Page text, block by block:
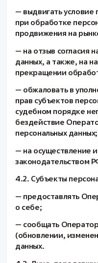
— выдвигать условие
при обработке
продвижения на
— на отзыв согласия
данных, а также, на
прекращении
— обжаловать в
прав субъектов
судебном порядке
бездействие
персональных данных;
— на осуществление
законодательством
4.2. Субъекты
— предоставлять
о себе;
— сообщать
(обновлении,
данных.